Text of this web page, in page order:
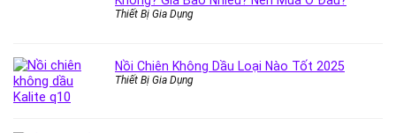
Thiết Bị Gia Dụng
Nồi Chiên Không Dầu Loại Nào Tốt 2025
Thiết Bị Gia Dụng